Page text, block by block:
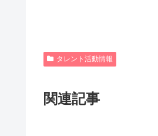
タレント活動情報
関連記事